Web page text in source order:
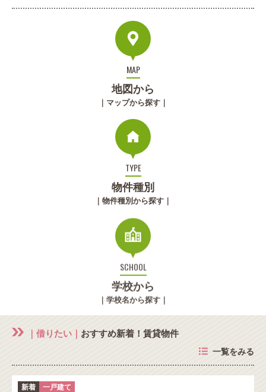
MAP
地図から
｜マップから探す｜
TYPE
物件種別
｜物件種別から探す｜
SCHOOL
学校から
｜学校名から探す｜
｜借りたい｜ おすすめ新着！賃貸物件
一覧をみる
新着 一戸建て